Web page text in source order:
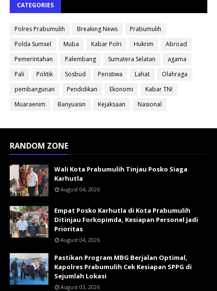
CATEGORIES
Polres Prabumulih Breaking News
Prabumulih
Polda Sumsel
Muba Kabar Polri Hukrim
Abroad
Pemerintahan
Palembang Sumatera Selatan
agama
Pali
Politik Sosbud Peristiwa Lahat
Olahraga
pembangunan
Pendidikan Ekonomi
Kabar TNI
Muaraenim
Banyuasin Kejaksaan Nasional
RANDOM ZONE
Wali Kota Prabumulih Tinjau Posko Siaga
Karhutla
August 04, 2026
Empat Posko Karhutla di Kota Prabumulih
Ditinjau Forkopimda, Kesiapan Personel Jadi
Prioritas
August 04, 2026
Pastikan Program MBG Berjalan Optimal,
Kapolres Prabumulih Cek Kesiapan SPPG di
Sejumlah Lokasi
August 03, 2026